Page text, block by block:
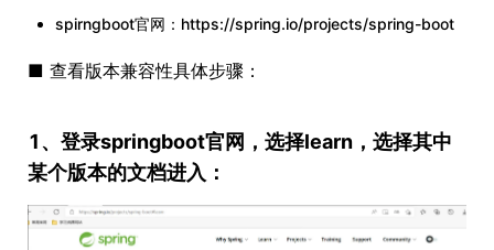
spirngboot官网：https://spring.io/projects/spring-boot
■ 查看版本兼容性具体步骤：
1、登录springboot官网，选择learn，选择其中
某个版本的文档进入：